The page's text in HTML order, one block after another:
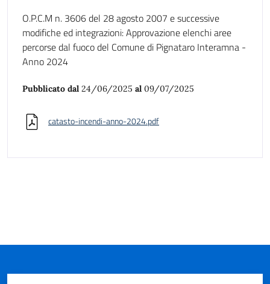
O.P.C.M n. 3606 del 28 agosto 2007 e successive
modifiche ed integrazioni: Approvazione elenchi aree
percorse dal fuoco del Comune di Pignataro Interamna -
Anno 2024
Pubblicato dal 24/06/2025 al 09/07/2025
catasto-incendi-anno-2024.pdf